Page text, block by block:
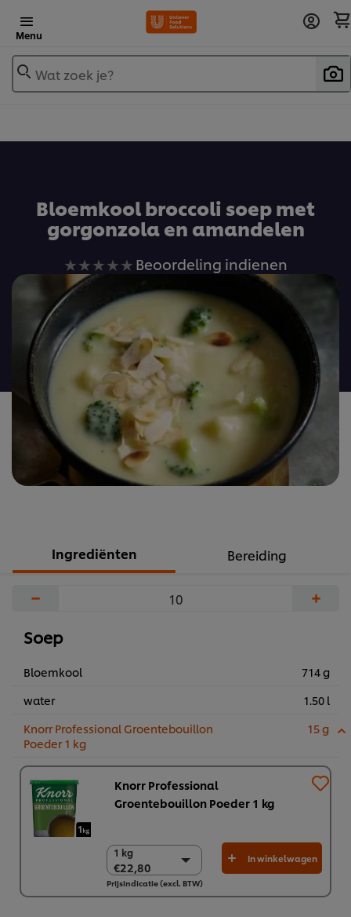
Menu
Wat zoek je?
Bloemkool broccoli soep met
gorgonzola en amandelen
Geen
beoordelingen
ingediend
voor
deze
recipe
Beoordeling indienen
Ingrediënten Bereiding
− +
Soep
Bloemkool
714 g
water
1.50 l
Knorr Professional Groentebouillon
Poeder 1 kg
15 g
Knorr Professional
Groentebouillon Poeder 1 kg
1 kg
€22,80
1 kg
€22,80
6 x 1 kg
In winkelwagen
Prijsindicatie (excl. BTW)